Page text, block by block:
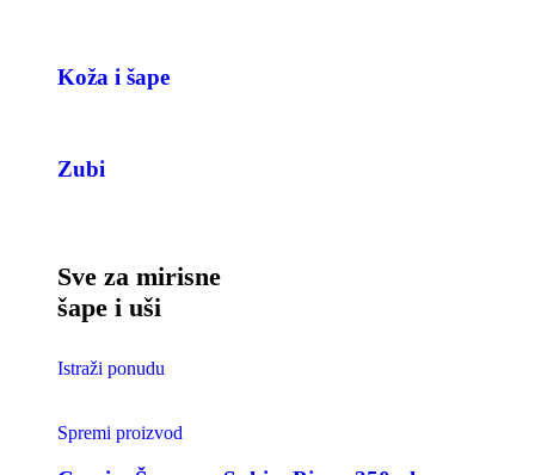
Koža i šape
Zubi
Sve za mirisne
šape i uši
Istraži ponudu
Spremi proizvod